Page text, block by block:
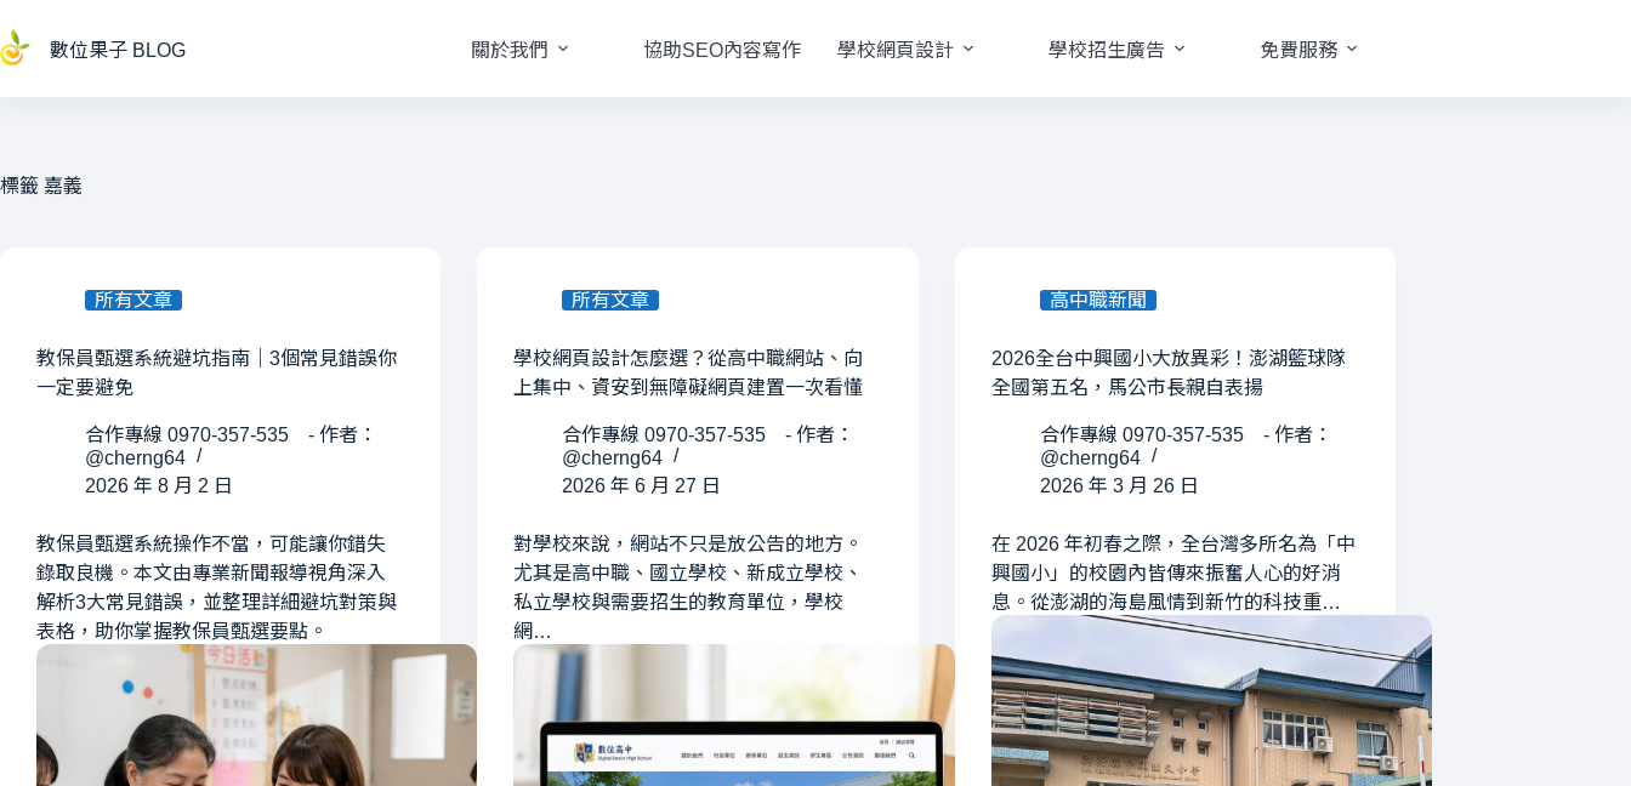
至
主
數位果子 BLOG 關於我們 協助SEO內容寫作 學校網頁設計 學校招生廣告 免費服務
標籤 嘉義
所有文章
教保員甄選系統避坑指南｜3個常見錯誤你
一定要避免
合作專線 0970-357-535 - 作者：
@cherng64
2026 年 8 月 2 日
教保員甄選系統操作不當，可能讓你錯失
錄取良機。本文由專業新聞報導視角深入
解析3大常見錯誤，並整理詳細避坑對策與
表格，助你掌握教保員甄選要點。
所有文章
學校網頁設計怎麼選？從高中職網站、向
上集中、資安到無障礙網頁建置一次看懂
合作專線 0970-357-535 - 作者：
@cherng64
2026 年 6 月 27 日
對學校來說，網站不只是放公告的地方。
尤其是高中職、國立學校、新成立學校、
私立學校與需要招生的教育單位，學校
網…
高中職新聞
2026全台中興國小大放異彩！澎湖籃球隊
全國第五名，馬公市長親自表揚
合作專線 0970-357-535 - 作者：
@cherng64
2026 年 3 月 26 日
在 2026 年初春之際，全台灣多所名為「中
興國小」的校園內皆傳來振奮人心的好消
息。從澎湖的海島風情到新竹的科技重…